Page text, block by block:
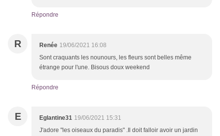
Répondre
R Renée 19/06/2021 16:08
Sont craquants les nounours, les fleurs sont belles même
étrange pour l'une. Bisous doux weekend
Répondre
E Eglantine31 19/06/2021 15:31
J'adore "les oiseaux du paradis" .Il doit falloir avoir un jardin